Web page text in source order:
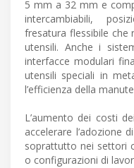
5 mm a 32 mm e
intercambiabili,
fresatura flessibile che
utensili. Anche i
interfacce modulari
utensili speciali in
l’efficienza della
L’aumento dei costi
accelerare l’adozione
soprattutto nei settori
o configurazioni di